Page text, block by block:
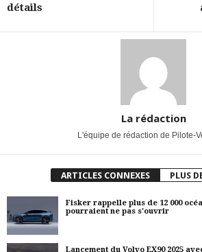
détails
La rédaction
L'équipe de rédaction de Pilote-
ARTICLES CONNEXES PLUS
Fisker rappelle plus de 12 000
pourraient ne pas s'ouvrir
Lancement du Volvo EX90 2025